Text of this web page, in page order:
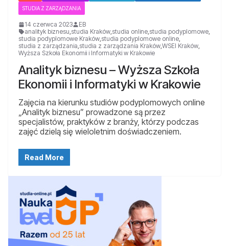
STUDIA Z ZARZĄDZANIA
14 czerwca 2023
EB
analityk biznesu,studia Kraków,studia online,studia podyplomowe,
studia podyplomowe Kraków,studia podyplomowe online,
studia z zarządzania,studia z zarządzania Kraków,WSEI Kraków,
Wyższa Szkoła Ekonomii i Informatyki w Krakowie
Analityk biznesu – Wyższa Szkoła
Ekonomii i Informatyki w Krakowie
Zajęcia na kierunku studiów podyplomowych online
„Analityk biznesu” prowadzone są przez
specjalistów, praktyków z branży, którzy podczas
zajęć dzielą się wieloletnim doświadczeniem.
Read More